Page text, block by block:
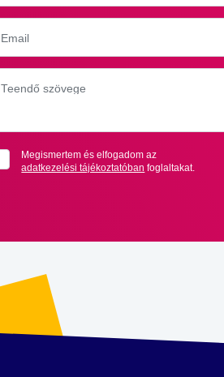
Email
Teendő szövege
Megismertem és elfogadom az
adatkezelési tájékoztatóban foglaltakat.